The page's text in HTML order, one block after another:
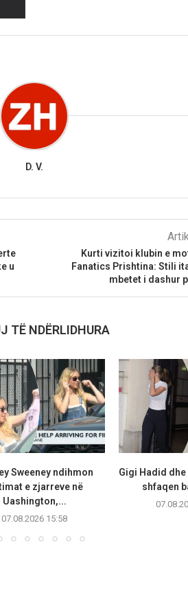
D. V.
u
Kurti vizitoi klubin e
Fanatics Prishtina: Stili
mbetet i dashur
TË NDËRLIDHURA
Sweeney ndihmon
e zjarreve në
Uashington,...
07.08.2026 15:58
Gigi Hadid
shfaqen